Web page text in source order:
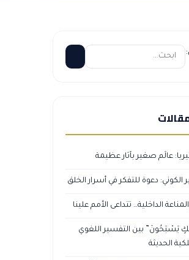
عالَم صغير بآثار عظيمة
الكوني: دعوة للتفكر في أسرار الخلق
الداخلية… تتداعى الأمم علينا
يَسْبَحُونَ” بين التفسير اللغوي
الحديثة